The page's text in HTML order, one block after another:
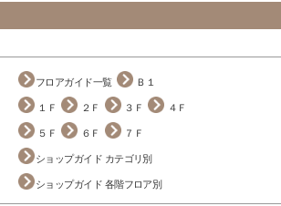
フロアガイド一覧 Ｂ１
１Ｆ ２Ｆ ３Ｆ ４Ｆ
５Ｆ ６Ｆ ７Ｆ
ショップガイド カテゴリ別
ショップガイド 各階フロア別